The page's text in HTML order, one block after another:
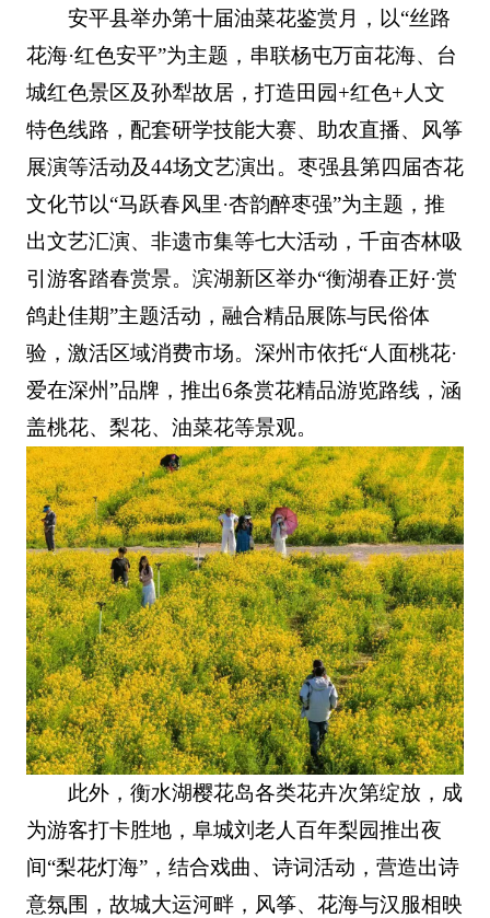
安平县举办第十届油菜花鉴赏月，以“丝路
花海·红色安平”为主题，串联杨屯万亩花海、台
城红色景区及孙犁故居，打造田园+红色+人文
特色线路，配套研学技能大赛、助农直播、风筝
展演等活动及44场文艺演出。枣强县第四届杏花
文化节以“马跃春风里·杏韵醉枣强”为主题，推
出文艺汇演、非遗市集等七大活动，千亩杏林吸
引游客踏春赏景。滨湖新区举办“衡湖春正好·赏
鸽赴佳期”主题活动，融合精品展陈与民俗体
验，激活区域消费市场。深州市依托“人面桃花·
爱在深州”品牌，推出6条赏花精品游览路线，涵
盖桃花、梨花、油菜花等景观。
此外，衡水湖樱花岛各类花卉次第绽放，成
为游客打卡胜地，阜城刘老人百年梨园推出夜
间“梨花灯海”，结合戏曲、诗词活动，营造出诗
意氛围，故城大运河畔，风筝、花海与汉服相映